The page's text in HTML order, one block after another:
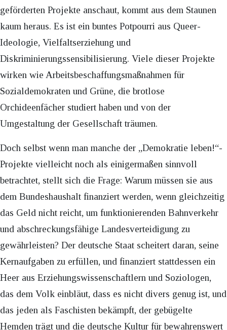
geförderten Projekte anschaut, kommt aus dem Staunen
kaum heraus. Es ist ein buntes Potpourri aus Queer-
Ideologie, Vielfaltserziehung und
Diskriminierungssensibilisierung. Viele dieser Projekte
wirken wie Arbeitsbeschaffungsmaßnahmen für
Sozialdemokraten und Grüne, die brotlose
Orchideenfächer studiert haben und von der
Umgestaltung der Gesellschaft träumen.
Doch selbst wenn man manche der „Demokratie leben!“-
Projekte vielleicht noch als einigermaßen sinnvoll
betrachtet, stellt sich die Frage: Warum müssen sie aus
dem Bundeshaushalt finanziert werden, wenn gleichzeitig
das Geld nicht reicht, um funktionierenden Bahnverkehr
und abschreckungsfähige Landesverteidigung zu
gewährleisten? Der deutsche Staat scheitert daran, seine
Kernaufgaben zu erfüllen, und finanziert stattdessen ein
Heer aus Erziehungswissenschaftlern und Soziologen,
das dem Volk einbläut, dass es nicht divers genug ist, und
das jeden als Faschisten bekämpft, der gebügelte
Hemden trägt und die deutsche Kultur für bewahrenswert